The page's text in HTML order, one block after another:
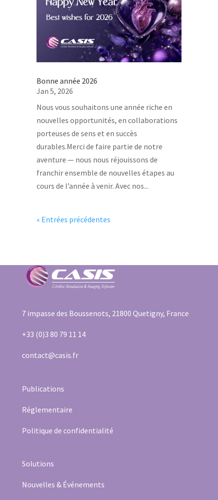
Bonne année 2026
Jan 5, 2026
Nous vous souhaitons une année riche en
nouvelles opportunités, en collaborations
porteuses de sens et en succès
durables.Merci de faire partie de notre
aventure — nous nous réjouissons de
franchir ensemble de nouvelles étapes au
cours de l’année à venir. Avec nos...
« Entrées précédentes
7 impasse des Boussenots, 21800 Quetigny, France
+33 (0)3 80 79 11 14
contact@casis.fr
Publications
Réglementaire
Politique de confidentialité
Solutions
Nouvelles & Événements